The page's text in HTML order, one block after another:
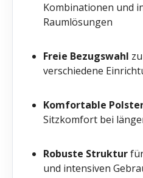
Kombinationen und
Raumlösungen
Freie Bezugswahl
verschiedene
Komfortable
Sitzkomfort bei
Robuste Struktur
und intensiven